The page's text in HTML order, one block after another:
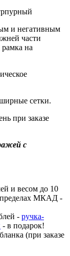
и негативным
части
на
сетки.
при заказе
с
и весом до 10
пределах МКАД -
- ручка-
- в подарок!
(при заказе